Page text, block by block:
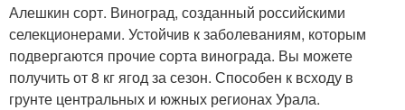
Алешкин сорт. Виноград, созданный российскими
селекционерами. Устойчив к заболеваниям, которым
подвергаются прочие сорта винограда. Вы можете
получить от 8 кг ягод за сезон. Способен к всходу в
грунте центральных и южных регионах Урала.